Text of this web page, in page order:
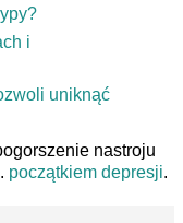
i
uniknąć
nastroju
początkiem depresji.